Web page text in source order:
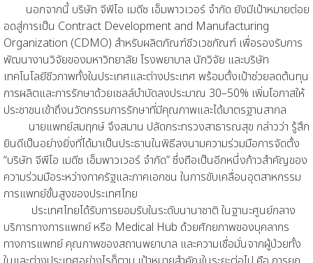
นอกจากนี้ บริษัท จีพีโอ เมดีซ เอ็มพาวเวอร์ จำกัด ยังมีเป้าหมายต่อย
อดสู่การเป็น Contract Development and Manufacturing
Organization (CDMO) สำหรับผลิตภัณฑ์ชีวเวชภัณฑ์ เพื่อรองรับการ
พัฒนางานวิจัยของมหาวิทยาลัย โรงพยาบาล นักวิจัย และบริษัท
เทคโนโลยีชีวภาพทั้งในประเทศและต่างประเทศ พร้อมตั้งเป้าช่วยลดต้นทุน
การผลิตและการรักษาด้วยเซลล์บำบัดลงประมาณ 30–50% เพิ่มโอกาสให้
ประชาชนเข้าถึงนวัตกรรมการรักษาที่มีคุณภาพและได้มาตรฐานสากล
นายแพทย์สมฤกษ์ จึงสมาน ปลัดกระทรวงสาธารณสุข กล่าวว่า รู้สึก
ยินดีเป็นอย่างยิ่งที่ได้มาเป็นประธานในพิธีลงนามความร่วมมือการจัดตั้ง
“บริษัท จีพีโอ เมดีซ เอ็มพาวเวอร์ จำกัด” ซึ่งถือเป็นอีกหนึ่งก้าวสำคัญของ
ความร่วมมือระหว่างภาครัฐและภาคเอกชน ในการขับเคลื่อนอุตสาหกรรม
การแพทย์ขั้นสูงของประเทศไทย
ประเทศไทยได้รับการยอมรับในระดับนานาชาติ ในฐานะศูนย์กลาง
บริการทางการแพทย์ หรือ Medical Hub ด้วยศักยภาพของบุคลากร
ทางการแพทย์ คุณภาพของสถานพยาบาล และความเชื่อมั่นจากผู้ป่วยทั้ง